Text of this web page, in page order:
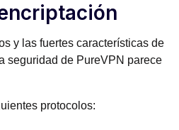
y las fuertes características de
seguridad de PureVPN parece
protocolos: